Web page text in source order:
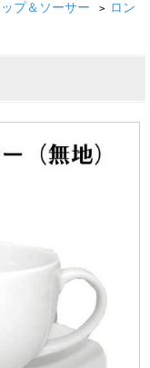
プ＆ソーサー > ロン